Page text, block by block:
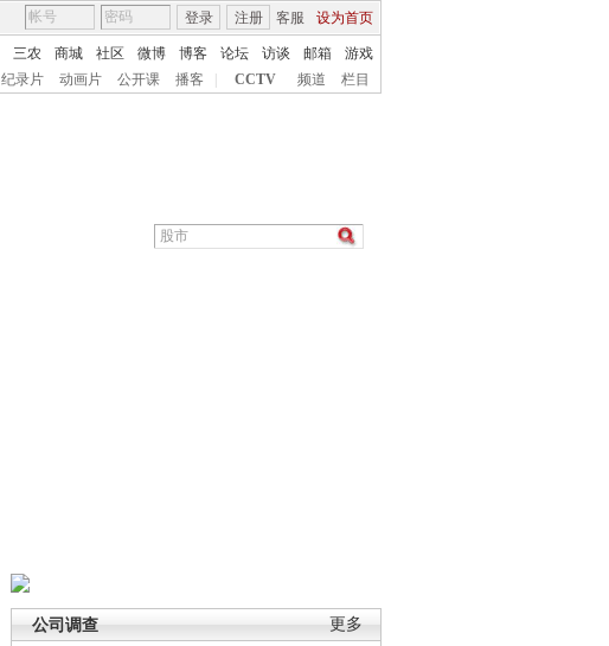
客服 设为首页
登录 注册
三农 商城 社区 微博 博客 论坛 访谈 邮箱
游戏
纪录片 动画片 公开课 播客 CCTV 频道 栏目
更多
公司调查